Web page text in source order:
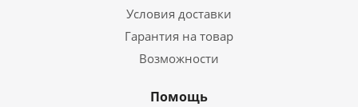
Условия доставки
Гарантия на товар
Возможности
Помощь